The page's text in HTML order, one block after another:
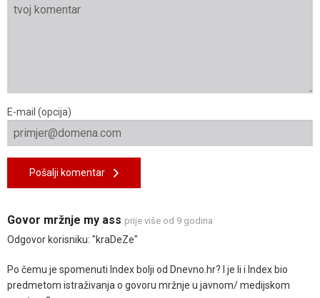
E-mail (opcija)
Pošalji komentar
Govor mržnje my ass prije više od 9 godina
Odgovor korisniku: "kraDeZe"
Po čemu je spomenuti Index bolji od Dnevno.hr? I je li i Index bio
predmetom istraživanja o govoru mržnje u javnom/ medijskom